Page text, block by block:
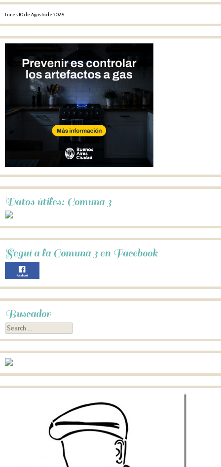
Lunes 10 de Agosto de 2026
Datos útiles: Comuna 3
Seguí a la Comuna 3 en Facebook
Buscador
Search